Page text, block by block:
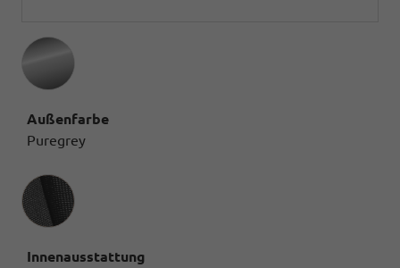
Außenfarbe
Puregrey
Innenausstattung
Innenausstattung